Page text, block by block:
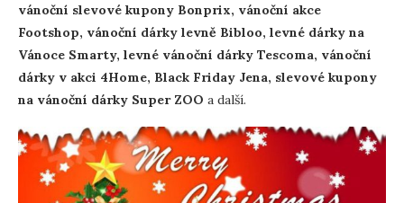
vánoční slevové kupony Bonprix, vánoční akce
Footshop, vánoční dárky levně Bibloo, levné dárky na
Vánoce Smarty, levné vánoční dárky Tescoma, vánoční
dárky v akci 4Home, Black Friday Jena, slevové kupony
na vánoční dárky Super ZOO a další.